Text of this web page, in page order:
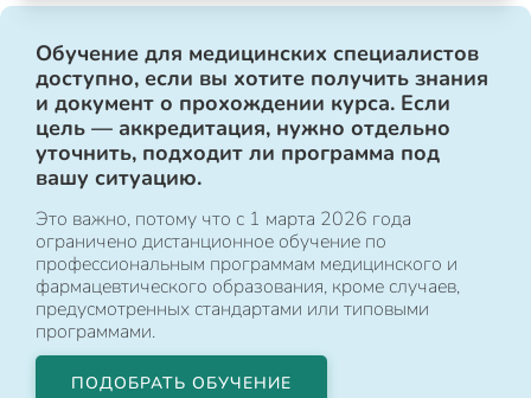
Обучение для медицинских специалистов
доступно, если вы хотите получить знания
и документ о прохождении курса. Если
цель — аккредитация, нужно отдельно
уточнить, подходит ли программа под
вашу ситуацию.
Это важно, потому что с 1 марта 2026 года
ограничено дистанционное обучение по
профессиональным программам медицинского и
фармацевтического образования, кроме случаев,
предусмотренных стандартами или типовыми
программами.
ПОДОБРАТЬ ОБУЧЕНИЕ